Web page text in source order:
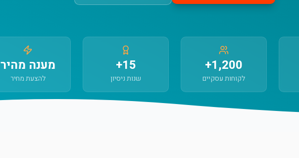
1,200+
לקוחות עסקיים
15+
שנות ניסיון
מענה מהיר
להצעת מחיר